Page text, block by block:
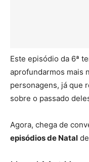
Este episódio da 6ª
aprofundarmos mais
personagens, já que
sobre o passado
Agora, chega de
episódios de Natal de